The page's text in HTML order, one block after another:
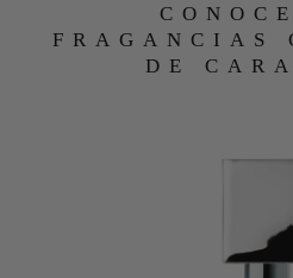
FRAGANCIAS
DE